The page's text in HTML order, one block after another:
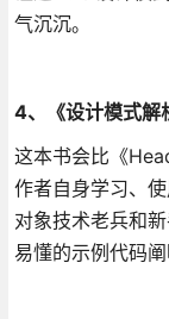
气沉沉。
4、《设计模式解
这本书会比《
作者自身学习、
对象技术老兵和
易懂的示例代码阐